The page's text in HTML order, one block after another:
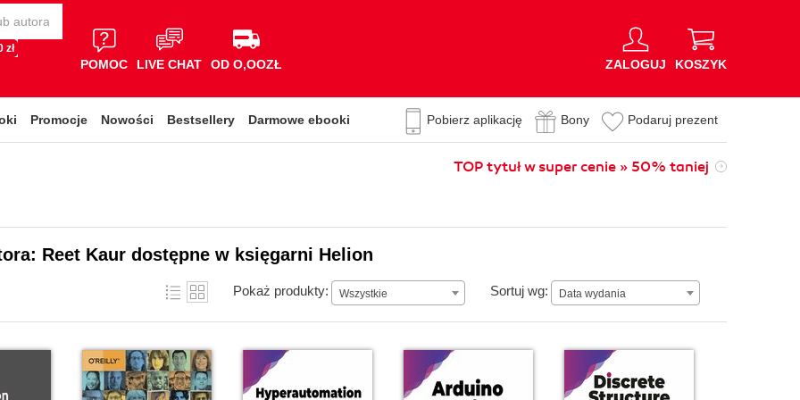
zł
POMOC LIVE CHAT OD O,OOZŁ ZALOGUJ KOSZYK
Promocje Nowości Bestsellery Darmowe ebooki Pobierz aplikację Bony Podaruj prezent
TOP tytuł w super cenie » 50% taniej
Reet Kaur dostępne w księgarni Helion
Pokaż produkty: Wszystkie Sortuj wg: Data wydania
Data wydania